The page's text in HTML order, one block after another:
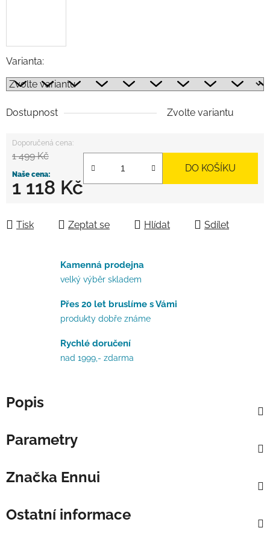
Varianta:
Dostupnost Zvolte variantu
1 499 Kč
1 118 Kč
DO KOŠÍKU
Tisk Zeptat se Hlídat Sdílet
Kamenná prodejna
velký výběr skladem
Přes 20 let bruslíme s Vámi
produkty dobře známe
Rychlé doručení
nad 1999,- zdarma
Popis
Parametry
Značka Ennui
Ostatní informace